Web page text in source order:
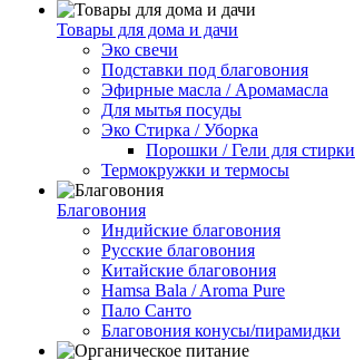
Товары для дома и дачи
Эко свечи
Подставки под благовония
Эфирные масла / Аромамасла
Для мытья посуды
Эко Стирка / Уборка
Порошки / Гели для стирки
Термокружки и термосы
Благовония
Индийские благовония
Русские благовония
Китайские благовония
Hamsa Bala / Aroma Pure
Пало Санто
Благовония конусы/пирамидки